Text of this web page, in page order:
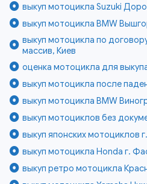
выкуп мотоцикла Suzuki
выкуп мотоцикла BMW
выкуп мотоцикла по
массив, Киев
оценка мотоцикла для
выкуп мотоцикла после
выкуп мотоцикла BMW
выкуп мотоциклов без
выкуп японских мотоциклов
выкуп мотоцикла Honda г.
выкуп ретро мотоцикла